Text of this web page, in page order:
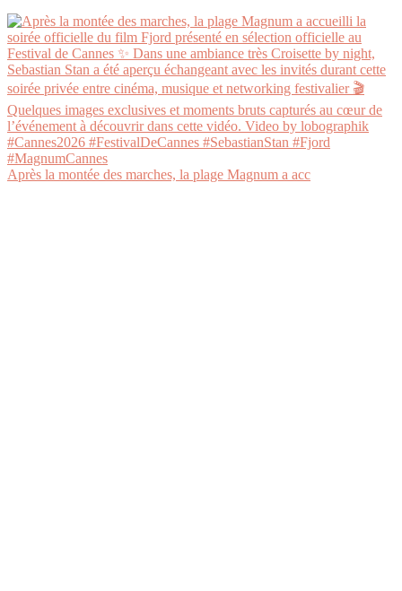
Après la montée des marches, la plage Magnum a acc